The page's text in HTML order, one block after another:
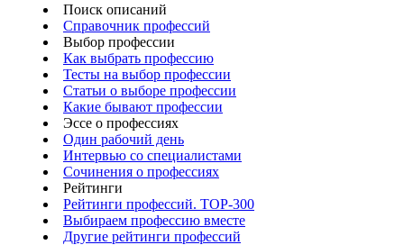
Поиск описаний
Справочник профессий
Выбор профессии
Как выбрать профессию
Тесты на выбор профессии
Статьи о выборе профессии
Какие бывают профессии
Эссе о профессиях
Один рабочий день
Интервью со специалистами
Сочинения о профессиях
Рейтинги
Рейтинги профессий. TOP-300
Выбираем профессию вместе
Другие рейтинги профессий